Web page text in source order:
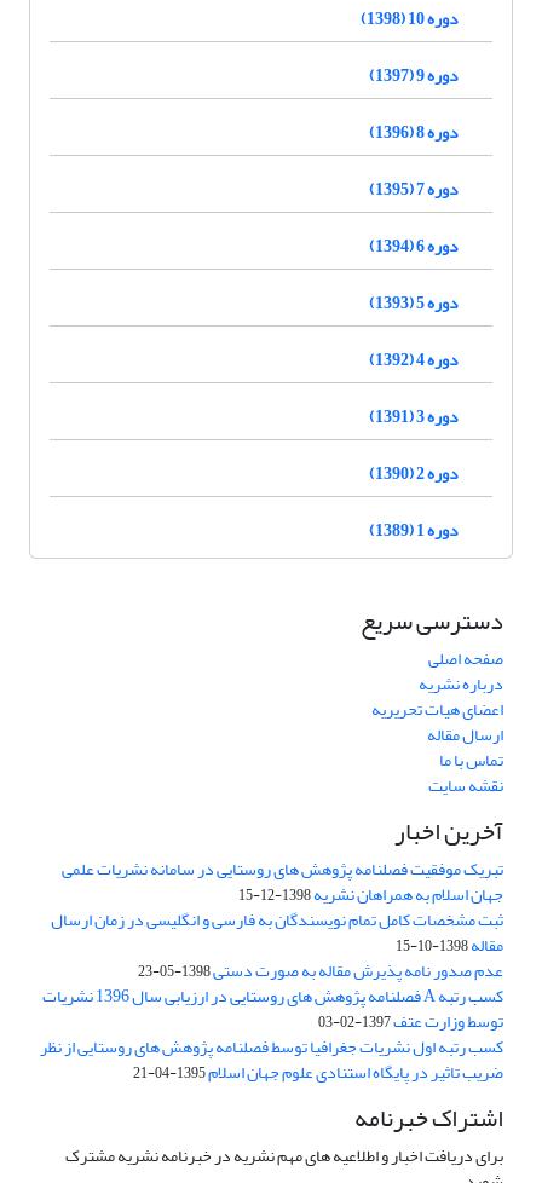
دوره 10 (1398)
دوره 9 (1397)
دوره 8 (1396)
دوره 7 (1395)
دوره 6 (1394)
دوره 5 (1393)
دوره 4 (1392)
دوره 3 (1391)
دوره 2 (1390)
دوره 1 (1389)
دسترسی سریع
صفحه اصلی
درباره نشریه
اعضای هیات تحریریه
ارسال مقاله
تماس با ما
نقشه سایت
آخرین اخبار
تبریک موفقیت فصلنامه پژوهش های روستایی در سامانه نشریات علمی
جهان اسلام به همراهان نشریه1398-12-15
ثبت مشخصات کامل تمام نویسندگان به فارسی و انگلیسی در زمان ارسال
مقاله1398-10-15
عدم صدور نامه پذیرش مقاله به صورت دستی1398-05-23
کسب رتبه A فصلنامه پژوهش های روستایی در ارزیابی سال 1396 نشریات
توسط وزارت عتف1397-02-03
کسب رتبه اول نشریات جغرافیا توسط فصلنامه پژوهش های روستایی از نظر
ضریب تاثیر در پایگاه استنادی علوم جهان اسلام1395-04-21
اشتراک خبرنامه
برای دریافت اخبار و اطلاعیه های مهم نشریه در خبرنامه نشریه مشترک